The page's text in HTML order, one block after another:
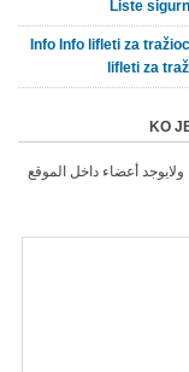
Liste
Info
lifleti za
KO